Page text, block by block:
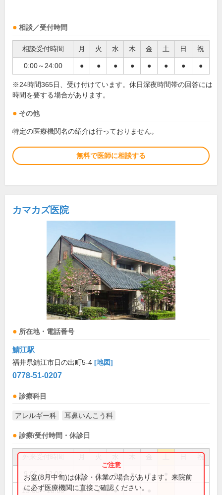
相談／受付時間
相談受付時間 月 火 水 木 金 土 日 祝
0:00～24:00 ● ● ● ● ● ● ● ●
※24時間365日、受け付けています。休日深夜時間帯の回答には
時間を要する場合があります。
その他
特定の医療機関名の紹介は行っておりません。
無料で医師に相談する
カマカズ医院
所在地・電話番号
鯖江駅
福井県鯖江市日の出町5-4 [地図]
0778-51-0207
診療科目
アレルギー科 耳鼻いんこう科
診療/受付時間・休診日
祝
9:00～12:00 ● ● ● ● ●
15:00～18:00 ● ● ●
お盆(8月中旬)は休診・休業の場合があります。来院前
に必ず医療機関に直接ご確認ください。